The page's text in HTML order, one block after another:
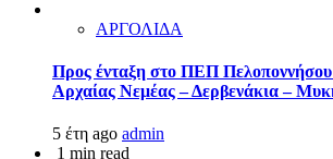
ΑΡΓΟΛΙΔΑ
Προς ένταξη στο ΠΕΠ Πελοποννήσου
Αρχαίας Νεμέας – Δερβενάκια –
5 έτη ago admin
1 min read